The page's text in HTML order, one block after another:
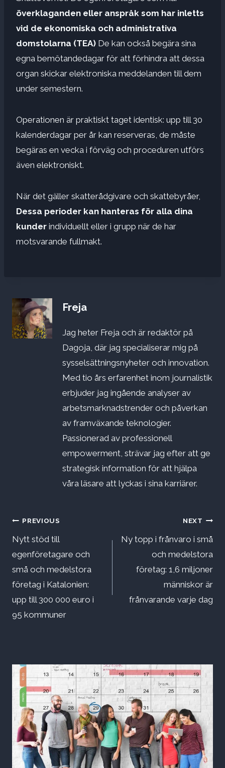
överklaganden eller anspråk som har inletts
vid de ekonomiska och administrativa
domstolarna (TEA) De kan också begära sina
egna bemötandedagar för att förhindra att dessa
organ skickar elektroniska meddelanden till dem
under semestern.
Operationen är praktiskt taget identisk: upp till 30
kalenderdagar per år kan reserveras, de måste
begäras en vecka i förväg och proceduren utförs
även elektroniskt.
När det gäller skatterådgivare och skattebyråer,
Dessa perioder kan hanteras för alla dina
kunder individuellt eller i grupp när de har
motsvarande fullmakt.
Freja
Jag heter Freja och är redaktör på
Dagoja, där jag specialiserar mig på
sysselsättningsnyheter och innovation.
Med tio års erfarenhet inom journalistik
erbjuder jag ingående analyser av
arbetsmarknadstrender och påverkan
av framväxande teknologier.
Passionerad av professionell
empowerment, strävar jag efter att ge
strategisk information för att hjälpa
våra läsare att lyckas i sina karriärer.
Inläggsnavigering
PREVIOUS
Nytt stöd till
egenföretagare och
små och medelstora
företag i Katalonien:
upp till 300 000 euro i
95 kommuner
NEXT
Ny topp i frånvaro i små
och medelstora
företag: 1,6 miljoner
människor är
frånvarande varje dag